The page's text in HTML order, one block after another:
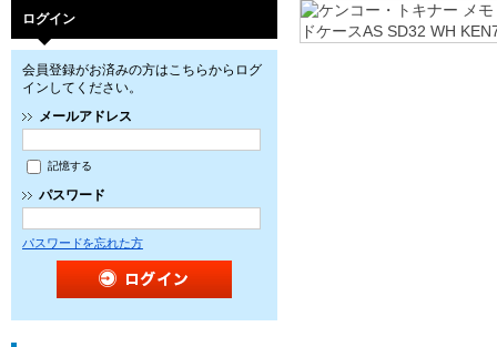
ログイン
会員登録がお済みの方はこちらからログ
インしてください。
メールアドレス
記憶する
パスワード
パスワードを忘れた方